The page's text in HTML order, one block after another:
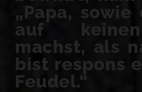
„Papa, sowie
auf
machst, als
bist respons
Feudel.“